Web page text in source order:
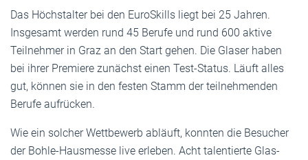
Das Höchstalter bei den EuroSkills liegt bei 25 Jahren.
Insgesamt werden rund 45 Berufe und rund 600 aktive
Teilnehmer in Graz an den Start gehen. Die Glaser haben
bei ihrer Premiere zunächst einen Test-Status. Läuft alles
gut, können sie in den festen Stamm der teilnehmenden
Berufe aufrücken.
Wie ein solcher Wettbewerb abläuft, konnten die Besucher
der Bohle-Hausmesse live erleben. Acht talentierte Glas-